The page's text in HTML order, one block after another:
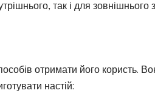
так і для зовнішнього
отримати його користь.
настій: